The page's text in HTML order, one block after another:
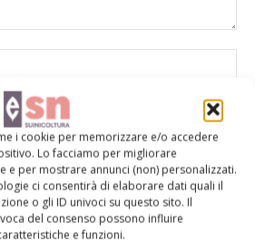
i cookie per memorizzare e/o accedere
Lo facciamo per migliorare
e per mostrare annunci (non) personalizzati.
ci consentirà di elaborare dati quali il
o gli ID univoci su questo sito. Il
del consenso possono influire
e funzioni.
e sito web in questo browser per la